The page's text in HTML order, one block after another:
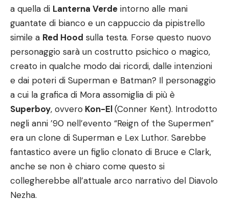
a quella di Lanterna Verde intorno alle mani
guantate di bianco e un cappuccio da pipistrello
simile a Red Hood sulla testa. Forse questo nuovo
personaggio sarà un costrutto psichico o magico,
creato in qualche modo dai ricordi, dalle intenzioni
e dai poteri di Superman e Batman? Il personaggio
a cui la grafica di Mora assomiglia di più è
Superboy, ovvero Kon-El(Conner Kent). Introdotto
negli anni ’90 nell’evento “Reign of the Supermen”
era un clone di Superman e Lex Luthor. Sarebbe
fantastico avere un figlio clonato di Bruce e Clark,
anche se non è chiaro come questo si
collegherebbe all’attuale arco narrativo del Diavolo
Nezha.